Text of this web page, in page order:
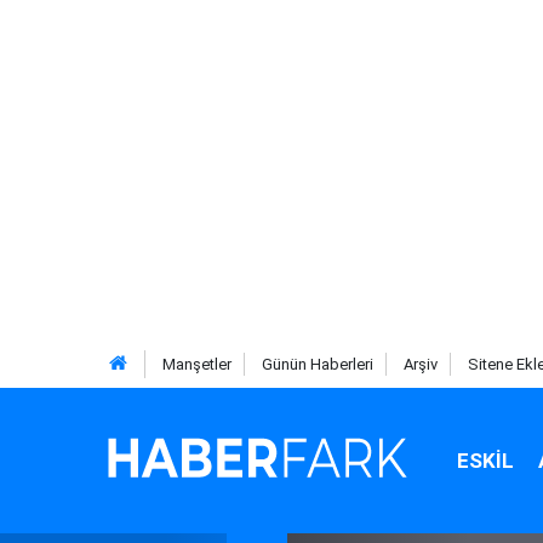
Manşetler Günün Haberleri Arşiv Sitene
ESKIL